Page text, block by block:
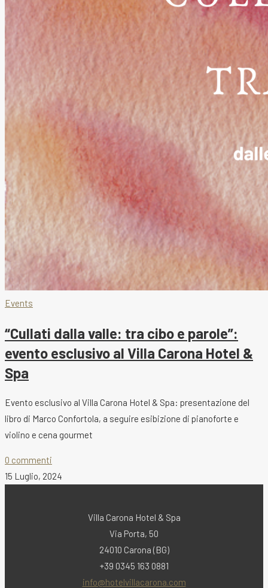
Events
“Cullati dalla valle: tra cibo e parole”:
evento esclusivo al Villa Carona Hotel &
Spa
Evento esclusivo al Villa Carona Hotel & Spa: presentazione del
libro di Marco Confortola, a seguire esibizione di pianoforte e
violino e cena gourmet
0 commenti
15 Luglio, 2024
Villa Carona Hotel & Spa
Via Porta, 50
24010 Carona (BG)
+39 0345 163 0881
info@hotelvillacarona.com